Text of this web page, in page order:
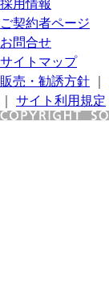
採用情報
ご契約者ページ
お問合せ
サイトマップ
販売・勧誘方針
サイト利用規定